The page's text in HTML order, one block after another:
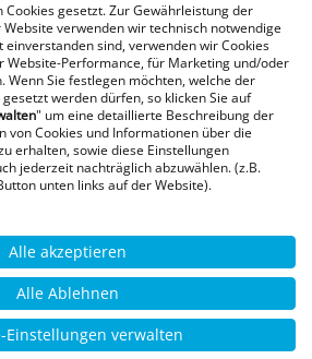
AGB Impressum
+300 Google-Rezensionen
★★★★★
4,9 von 5 Sternen
gesetzt. Zur Gewährleistung der
verwenden wir technisch notwendige
einverstanden sind, verwenden wir Cookies
Website-Performance, für Marketing und/oder
Wenn Sie festlegen möchten, welche der
werden dürfen, so klicken Sie auf
" um eine detaillierte Beschreibung der
von Cookies und Informationen über die
erhalten, sowie diese Einstellungen
jederzeit nachträglich abzuwählen. (z.B.
unten links auf der Website).
Alle akzeptieren
Alle Ablehnen
Einstellungen verwalten